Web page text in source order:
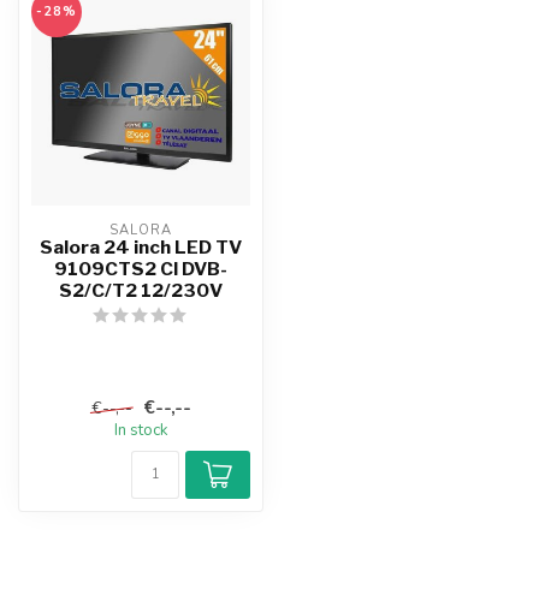
-28%
SALORA
Salora 24 inch LED TV
9109CTS2 CI DVB-
S2/C/T2 12/230V
€--,-- €--,--
In stock